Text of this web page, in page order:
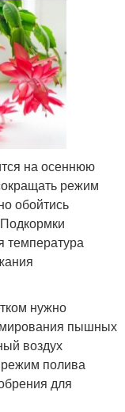
на осеннюю
режим
обойтись
температура
нужно
пышных
воздух
полива
для